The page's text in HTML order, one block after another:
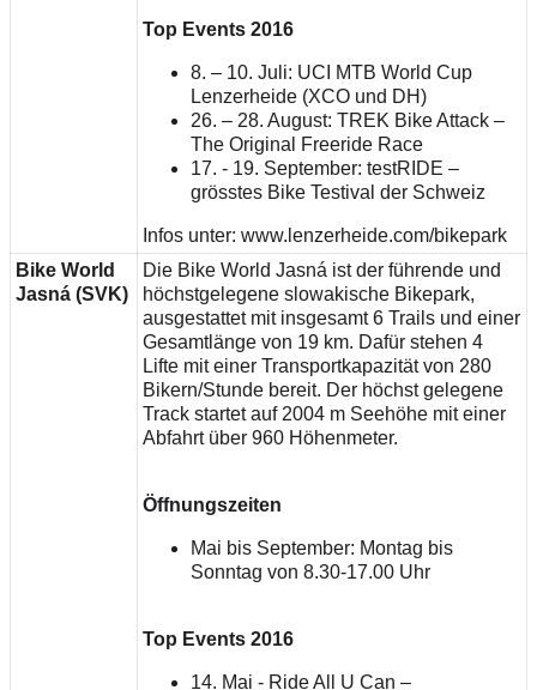
Top Events 2016
8. – 10. Juli: UCI MTB World Cup
Lenzerheide (XCO und DH)
26. – 28. August: TREK Bike Attack –
The Original Freeride Race
17. - 19. September: testRIDE –
grösstes Bike Testival der Schweiz
Infos unter: www.lenzerheide.com/bikepark
Bike World
Jasná (SVK)
Die Bike World Jasná ist der führende und
höchstgelegene slowakische Bikepark,
ausgestattet mit insgesamt 6 Trails und einer
Gesamtlänge von 19 km. Dafür stehen 4
Lifte mit einer Transportkapazität von 280
Bikern/Stunde bereit. Der höchst gelegene
Track startet auf 2004 m Seehöhe mit einer
Abfahrt über 960 Höhenmeter.
Öffnungszeiten
Mai bis September: Montag bis
Sonntag von 8.30-17.00 Uhr
Top Events 2016
14. Mai - Ride All U Can –